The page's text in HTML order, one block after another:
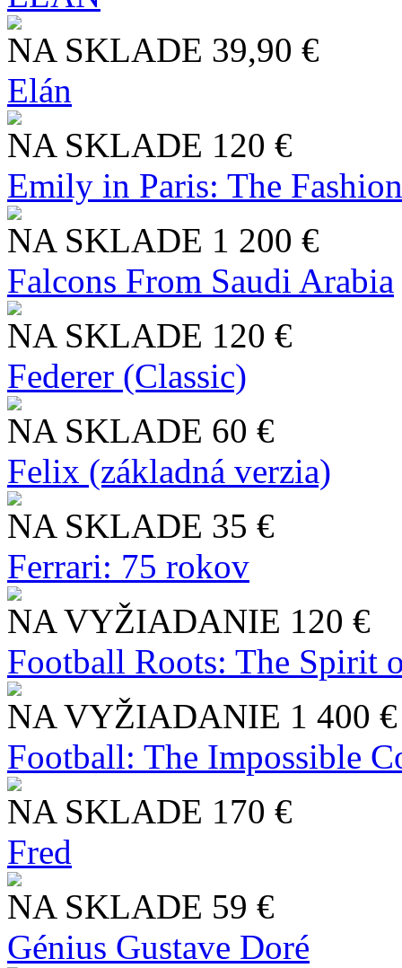
NA SKLADE 39,90 €
Elán
NA SKLADE 120 €
Emily in Paris: The
NA SKLADE 1 200 €
Falcons From Saudi Arabia
NA SKLADE 120 €
Federer (Classic)
NA SKLADE 60 €
Felix (základná verzia)
NA SKLADE 35 €
Ferrari: 75 rokov
NA VYŽIADANIE 120 €
Football Roots: The Spirit
NA VYŽIADANIE 1 400 €
Football: The Impossible
NA SKLADE 170 €
Fred
NA SKLADE 59 €
Génius Gustave Doré